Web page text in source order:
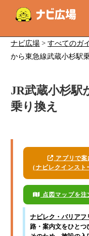
ナビ広場 >すべてのガ
から東急線武蔵小杉駅
JR武蔵小杉駅
乗り換え
アプリで
(ナビレクインスト
点図マップを注
ナビレク・バリアフ
路・案内文をひとつ